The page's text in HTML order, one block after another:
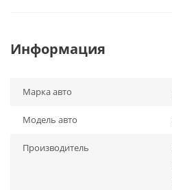
Информация
Марка авто
Модель авто
Производитель